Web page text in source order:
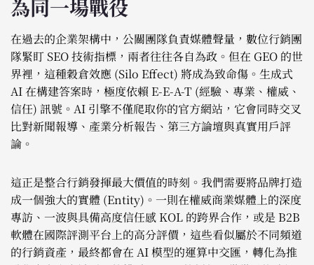
為同一場戰役
在過去的企業架構中，公關團隊負責媒體聲量，數位行銷團
隊緊盯 SEO 技術指標，兩者往往各自為政。但在 GEO 的世
界裡，這種穀倉效應 (Silo Effect) 將成為致命傷。生成式
AI 在構建答案時，極度依賴 E-E-A-T (經驗、專業、權威、
信任) 訊號。AI 引擎不僅爬取你的官方網站，它會同時交叉
比對新聞報導、產業分析報告、第三方論壇與真實用戶評
論。
這正是整合行銷發揮最大價值的時刻。我們需要將品牌打造
成一個強大的實體 (Entity)。一則在權威商業媒體上的深度
專訪、一波與具備高度信任感 KOL 的跨界合作，或是 B2B
軟體在國際評測平台上的高分評價，這些看似屬於不同頻道
的行銷資產，最終都會在 AI 模型的運算中交匯，轉化為推